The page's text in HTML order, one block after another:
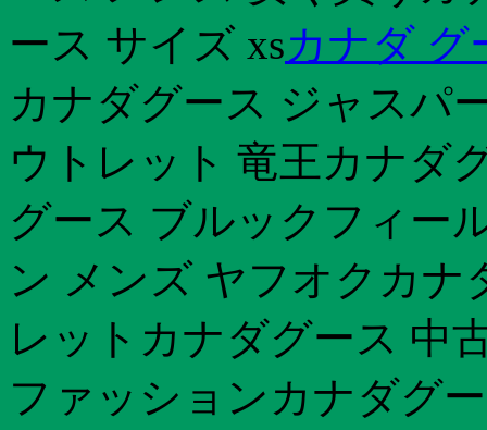
ース サイズ xsカナダ グ
カナダグース ジャスパ
ウトレット 竜王カナダ
グース ブルックフィー
ン メンズ ヤフオクカナ
レットカナダグース 中
ファッションカナダグ